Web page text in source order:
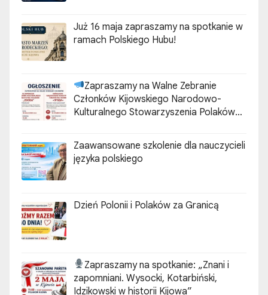
Już 16 maja zapraszamy na spotkanie w
ramach Polskiego Hubu!
Zapraszamy na Walne Zebranie
Członków Kijowskiego Narodowo-
Kulturalnego Stowarzyszenia Polaków
Zaawansowane szkolenie dla nauczycieli
języka polskiego
Dzień Polonii i Polaków za Granicą
Zapraszamy na spotkanie: „Znani i
zapomniani. Wysocki, Kotarbiński,
Idzikowski w historii Kijowa”